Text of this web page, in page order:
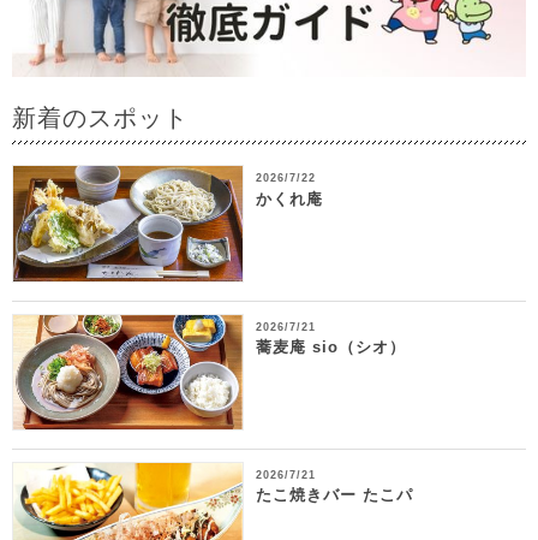
新着のスポット
2026/7/22
かくれ庵
2026/7/21
蕎麦庵 sio（シオ）
2026/7/21
たこ焼きバー たこパ